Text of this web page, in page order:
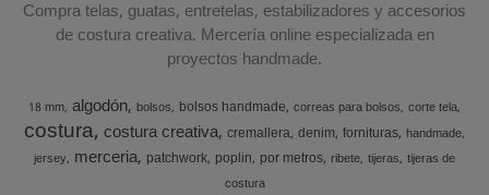
Compra telas, guatas, entretelas, estabilizadores y accesorios
de costura creativa. Mercería online especializada en
proyectos handmade.
18 mm algodón bolsos bolsos handmade correas para bolsos corte tela
costura costura creativa cremallera denim fornituras handmade
jersey merceria patchwork poplin por metros ribete tijeras tijeras de
costura